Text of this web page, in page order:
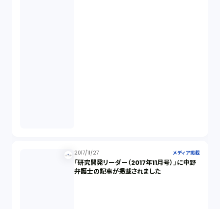
2017/11/27 メディア掲載
「研究開発リーダー（2017年11月号）」に中野
弁護士の記事が掲載されました